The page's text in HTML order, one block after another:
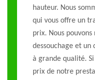
hauteur. Nous
qui vous offre un
prix. Nous
dessouchage et un
à grande qualité.
prix de notre